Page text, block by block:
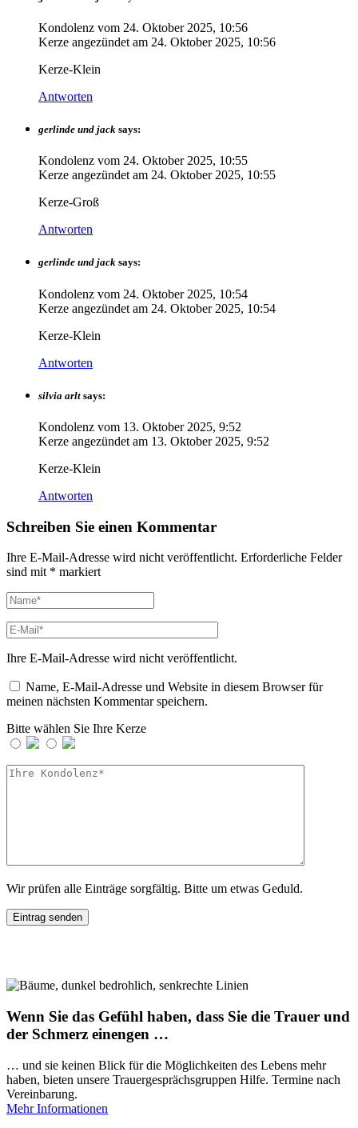
Kondolenz vom 24. Oktober 2025, 10:56
Kerze angezündet am 24. Oktober 2025, 10:56
Kerze-Klein
Antworten
gerlinde und jack says:
Kondolenz vom 24. Oktober 2025, 10:55
Kerze angezündet am 24. Oktober 2025, 10:55
Kerze-Groß
Antworten
gerlinde und jack says:
Kondolenz vom 24. Oktober 2025, 10:54
Kerze angezündet am 24. Oktober 2025, 10:54
Kerze-Klein
Antworten
silvia arlt says:
Kondolenz vom 13. Oktober 2025, 9:52
Kerze angezündet am 13. Oktober 2025, 9:52
Kerze-Klein
Antworten
Schreiben Sie einen Kommentar
Ihre E-Mail-Adresse wird nicht veröffentlicht. Erforderliche Felder
sind mit * markiert
Ihre E-Mail-Adresse wird nicht veröffentlicht.
Name, E-Mail-Adresse und Website in diesem Browser für
meinen nächsten Kommentar speichern.
Bitte wählen Sie Ihre Kerze
Wir prüfen alle Einträge sorgfältig. Bitte um etwas Geduld.
Wenn Sie das Gefühl haben, dass Sie die Trauer und
der Schmerz einengen …
… und sie keinen Blick für die Möglichkeiten des Lebens mehr
haben, bieten unsere Trauergesprächsgruppen Hilfe. Termine nach
Vereinbarung.
Mehr Informationen